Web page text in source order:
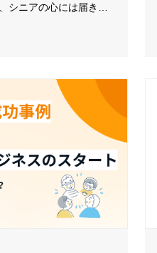
シニアの心には届きに
て、どのような心理で
は、ぜひお役立てくだ
は約8割に達して